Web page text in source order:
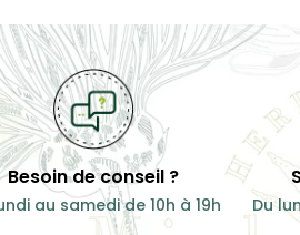
Système immunitaire
11,00 €